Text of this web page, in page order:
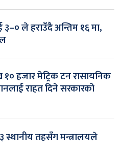
३–० ले हराउँदै अन्तिम १६ मा,
१० हजार मेट्रिक टन रासायनिक
राहत दिने सरकारको
स्थानीय तहसँग मन्त्रालयले